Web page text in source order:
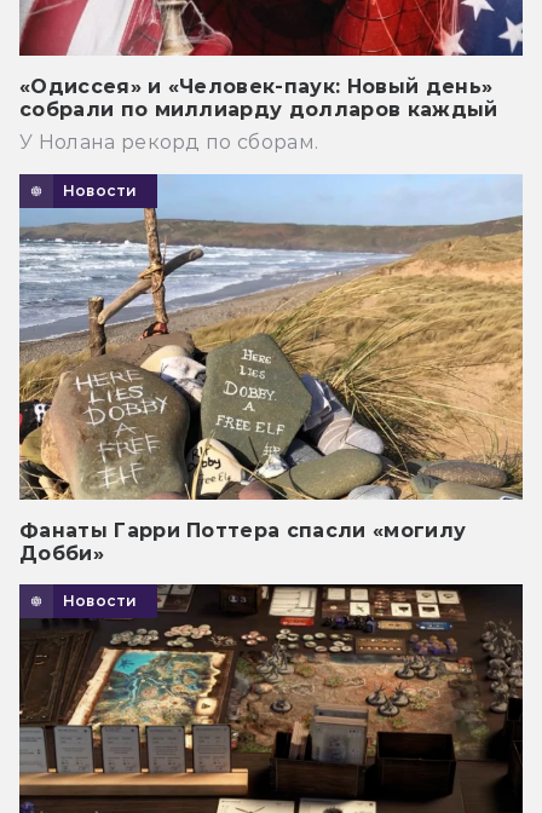
«Одиссея» и «Человек-паук: Новый день»
собрали по миллиарду долларов каждый
У Нолана рекорд по сборам.
Новости
Фанаты Гарри Поттера спасли «могилу
Добби»
Новости